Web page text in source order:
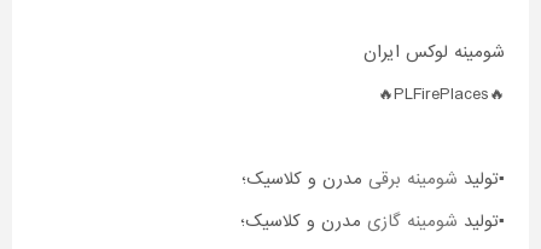
شومینه لوکس ایران
🔥PLFirePlaces🔥
▪️تولید شومینه برقی مدرن و کلاسیک؛
▪️تولید شومینه گازی مدرن و کلاسیک؛